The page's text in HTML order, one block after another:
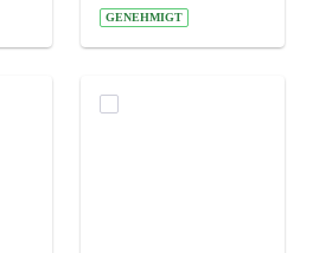
GENEHMIGT